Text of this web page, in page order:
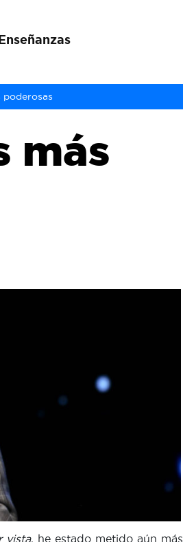
poderosas
más
vista, he estado metido aún más